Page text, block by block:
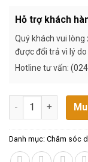
Hỗ trợ khách
Quý khách vui
được đổi trả vì lý
Hotline tư vấn:
Bộ Dưỡng Da
Danh mục: Chăm sóc